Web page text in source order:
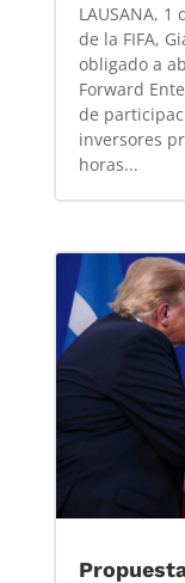
LAUSANA,
de la FIFA,
obligado a
Forward
de
inversores
horas...